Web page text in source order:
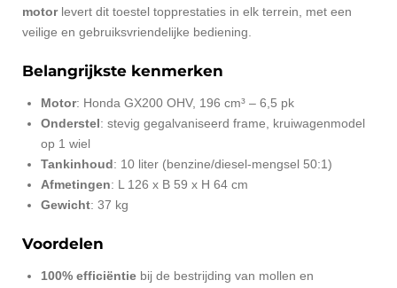
motorlevert dit toestel topprestaties in elk terrein, met een
veilige en gebruiksvriendelijke bediening.
Belangrijkste kenmerken
Motor: Honda GX200 OHV, 196 cm³ – 6,5 pk
Onderstel: stevig gegalvaniseerd frame, kruiwagenmodel
op 1 wiel
Tankinhoud: 10 liter (benzine/diesel-mengsel 50:1)
Afmetingen: L 126 x B 59 x H 64 cm
Gewicht: 37 kg
Voordelen
100% efficiëntie bij de bestrijding van mollen en